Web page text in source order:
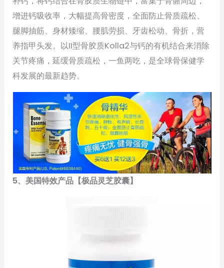
增进钙吸收率，大幅提高骨密度，全面防止骨质疏松、
腿脚抽筋、身材矮缩、腰肌劳损、牙齿松动、骨折，营
养指甲头发。以II型骨胶质Kolla2与钙的有机结合来消除
关节疼痛，延缓骨质疏松，一鱼两吃，是全球骨保健学
科发展的最新趋势。
5、美国特效产品【极品灵芝胶囊】